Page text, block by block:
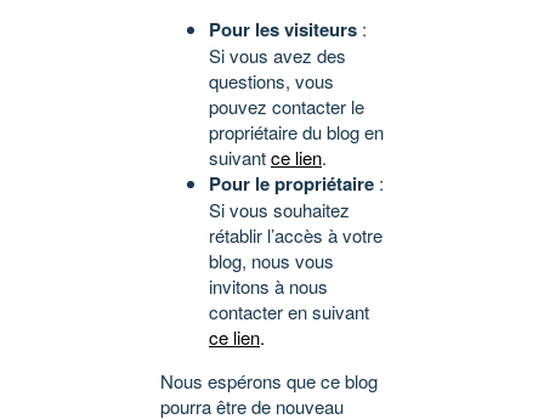
Pour les visiteurs :
Si vous avez des
questions, vous
pouvez contacter le
propriétaire du blog en
suivantce lien.
Pour le propriétaire :
Si vous souhaitez
rétablir l’accès à votre
blog, nous vous
invitons à nous
contacter en suivant
ce lien.
Nous espérons que ce blog
pourra être de nouveau